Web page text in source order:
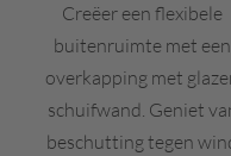
Creëer een flexibele
buitenruimte met een
overkapping met
schuifwand. Geniet
beschutting tegen